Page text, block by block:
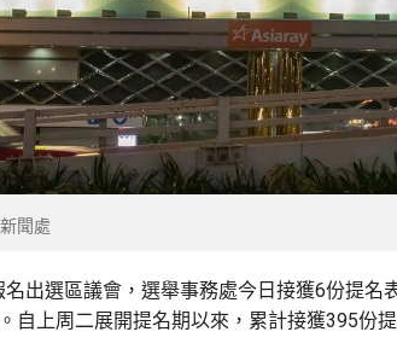
聞處
出選區議會，選舉事務處今日接獲6份提名
自上周二展開提名期以來，累計接獲395份